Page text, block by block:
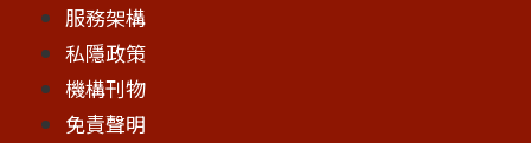
服務架構
私隱政策
機構刊物
免責聲明